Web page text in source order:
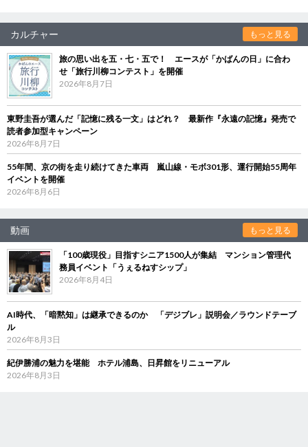
カルチャー もっと見る
旅の思い出を五・七・五で！ エースが「かばんの日」に合わ
せ「旅行川柳コンテスト」を開催
2026年8月7日
東野圭吾が選んだ「記憶に残る一文」はどれ？ 最新作『永遠の記憶』発売で
読者参加型キャンペーン
2026年8月7日
55年間、京の街を走り続けてきた車両 嵐山線・モボ301形、運行開始55周年
イベントを開催
2026年8月6日
動画 もっと見る
「100歳現役」目指すシニア1500人が集結 マンション管理代
務員イベント「うぇるねすシップ」
2026年8月4日
AI時代、「暗黙知」は継承できるのか 「デジブレ」説明会／ラウンドテーブ
ル
2026年8月3日
紀伊勝浦の魅力を堪能 ホテル浦島、日昇館をリニューアル
2026年8月3日